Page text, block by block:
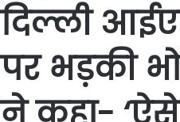
दिल्ली
पर भड़की